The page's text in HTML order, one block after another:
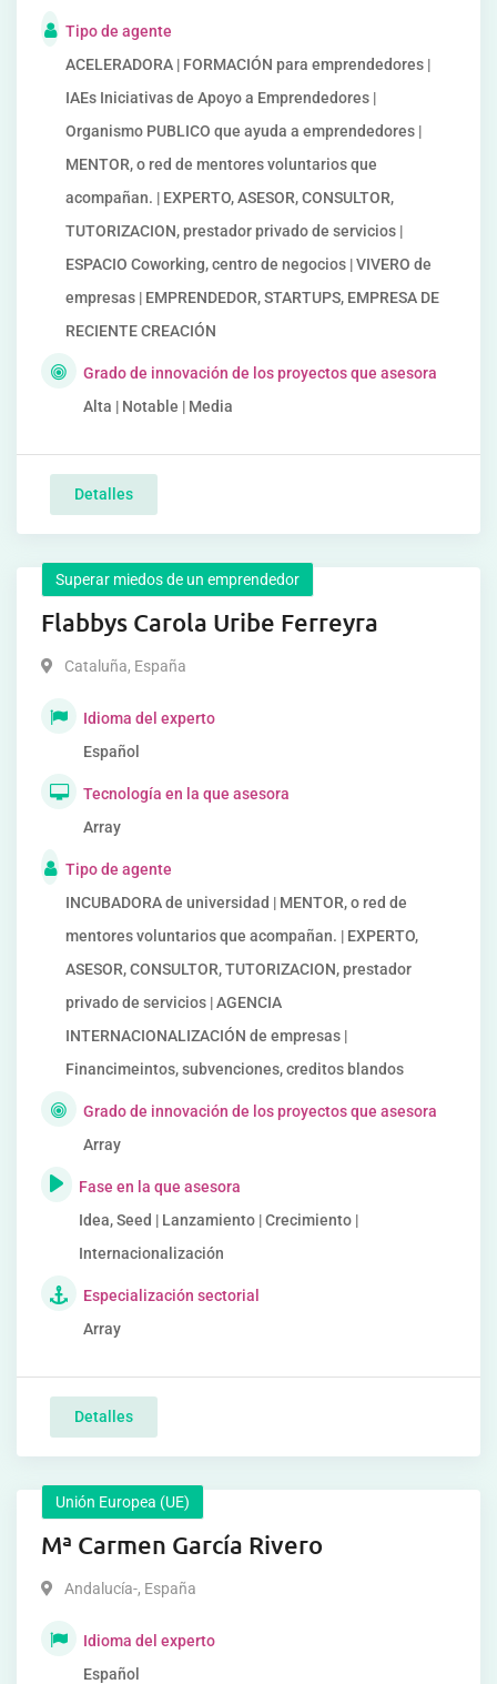
Tipo de agente
ACELERADORA | FORMACIÓN para emprendedores |
IAEs Iniciativas de Apoyo a Emprendedores |
Organismo PUBLICO que ayuda a emprendedores |
MENTOR, o red de mentores voluntarios que
acompañan. | EXPERTO, ASESOR, CONSULTOR,
TUTORIZACION, prestador privado de servicios |
ESPACIO Coworking, centro de negocios | VIVERO de
empresas | EMPRENDEDOR, STARTUPS, EMPRESA DE
RECIENTE CREACIÓN
Grado de innovación de los proyectos que asesora
Alta | Notable | Media
Detalles
Superar miedos de un emprendedor
Flabbys Carola Uribe Ferreyra
Cataluña, España
Idioma del experto
Español
Tecnología en la que asesora
Array
Tipo de agente
INCUBADORA de universidad | MENTOR, o red de
mentores voluntarios que acompañan. | EXPERTO,
ASESOR, CONSULTOR, TUTORIZACION, prestador
privado de servicios | AGENCIA
INTERNACIONALIZACIÓN de empresas |
Financimeintos, subvenciones, creditos blandos
Grado de innovación de los proyectos que asesora
Array
Fase en la que asesora
Idea, Seed | Lanzamiento | Crecimiento |
Internacionalización
Especialización sectorial
Array
Detalles
Unión Europea (UE)
Mª Carmen García Rivero
Andalucía-, España
Idioma del experto
Español